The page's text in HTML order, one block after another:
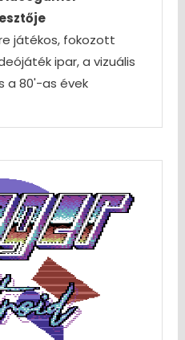
játékos, fokozott
ipar, a vizuális
a 80'-as évek